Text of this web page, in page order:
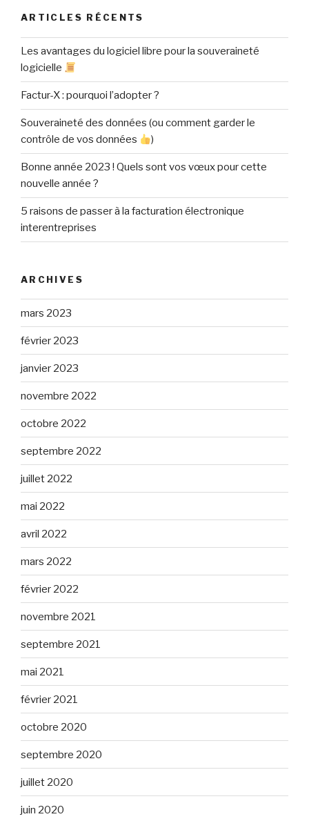
ARTICLES RÉCENTS
Les avantages du logiciel libre pour la souveraineté
logicielle
Factur-X : pourquoi l’adopter ?
Souveraineté des données (ou comment garder le
contrôle de vos données
)
Bonne année 2023 ! Quels sont vos vœux pour cette
nouvelle année ?
5 raisons de passer à la facturation électronique
interentreprises
ARCHIVES
mars 2023
février 2023
janvier 2023
novembre 2022
octobre 2022
septembre 2022
juillet 2022
mai 2022
avril 2022
mars 2022
février 2022
novembre 2021
septembre 2021
mai 2021
février 2021
octobre 2020
septembre 2020
juillet 2020
juin 2020